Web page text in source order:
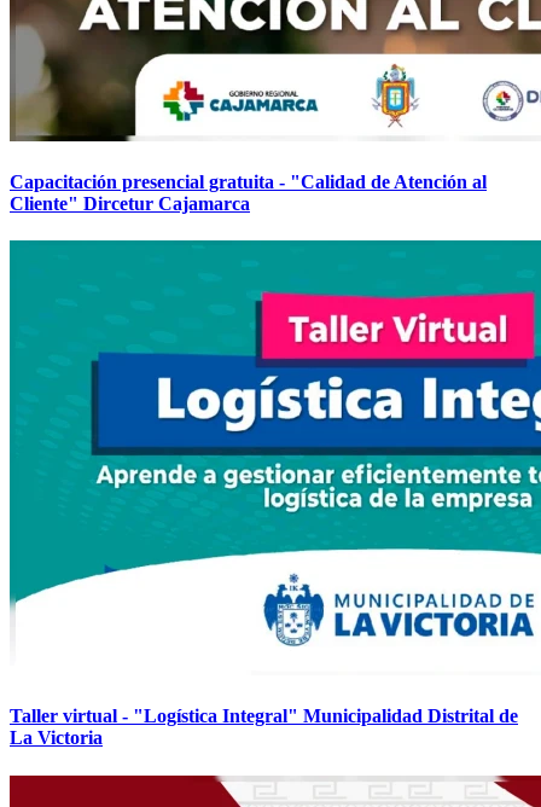
Capacitación presencial gratuita - "Calidad de Atención al
Cliente" Dircetur Cajamarca
Taller virtual - "Logística Integral" Municipalidad Distrital de
La Victoria